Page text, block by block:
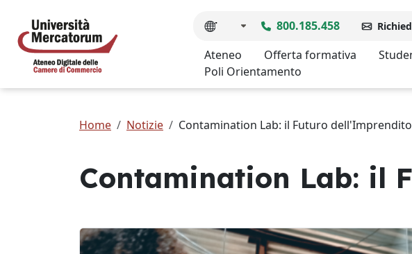
800.185.458
Ateneo Offerta formativa
Poli Orientamento
Home Notizie Contamination Lab: il Futuro
Contamination Lab: il